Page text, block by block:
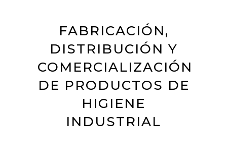
FABRICACIÓN,
DISTRIBUCIÓN Y
COMERCIALIZACIÓN
DE PRODUCTOS DE
HIGIENE
INDUSTRIAL